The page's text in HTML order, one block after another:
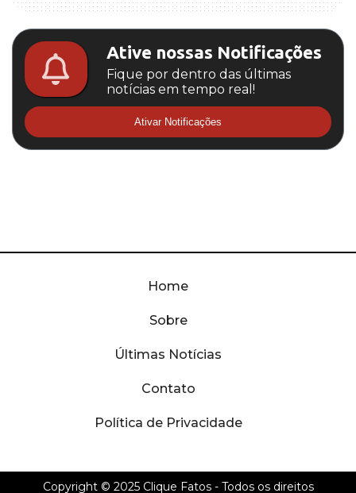
Ative nossas Notificações
Fique por dentro das últimas
notícias em tempo real!
Ativar Notificações
Home
Sobre
Últimas Notícias
Contato
Política de Privacidade
Copyright © 2025 Clique Fatos- Todos os direitos